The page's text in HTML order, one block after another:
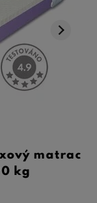
matrac
kg